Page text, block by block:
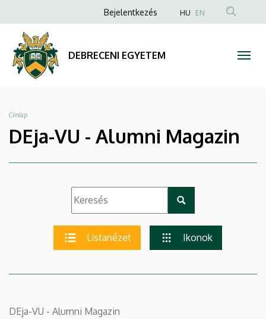
DEBRECENI
EGYETEM
a
tartalomra
Anonim
menüje
Bejelentkezés HU EN
DEBRECENI EGYETEM
Morzsa
Címlap
DEja-VU - Alumni Magazin
Listanézet Ikonok
DEja-VU - Alumni Magazin